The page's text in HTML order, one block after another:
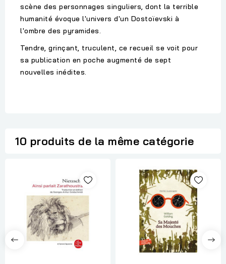
scène des personnages singuliers, dont la terrible
humanité évoque l'univers d'un Dostoïevski à
l'ombre des pyramides.
Tendre, grinçant, truculent, ce recueil se voit pour
sa publication en poche augmenté de sept
nouvelles inédites.
10 produits de la même catégorie